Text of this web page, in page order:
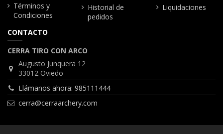
Términos y
Condiciones
Historial de
pedidos
Liquidaciones
CONTACTO
CERRA TIRO CON ARCO
Augusto Junquera 12
33012 Oviedo
Llámanos ahora: 985111444
cerra@cerraarchery.com